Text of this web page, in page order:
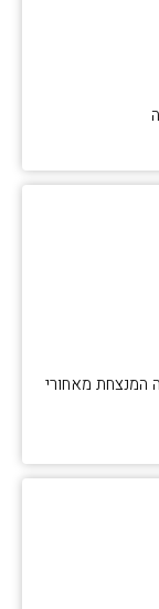
המנצחת מאחורי